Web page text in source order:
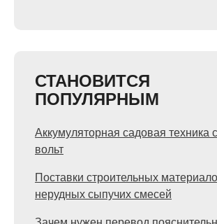
СТАНОВИТСЯ
ПОПУЛЯРНЫМ
Аккумуляторная садовая техника
вольт
Поставки строительных
нерудных сыпучих смесей